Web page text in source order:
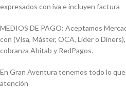
expresados con iva e incluyen factura
MEDIOS DE PAGO: Aceptamos
con (Visa, Máster, OCA, Lider o
cobranza Abitab y RedPagos.
En Gran Aventura tenemos todo lo
atención